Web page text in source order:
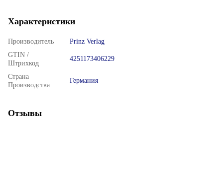
Характеристики
Производитель
Prinz Verlag
GTIN /
Штрихкод
4251173406229
Страна
Производства
Германия
Отзывы